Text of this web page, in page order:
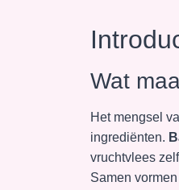
Wat
Het mengsel
ingrediënten.
vruchtvlees
Samen